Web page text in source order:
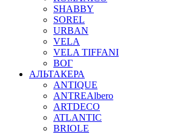
SHABBY
SOREL
URBAN
VELA
VELA TIFFANI
ВОГ
АЛЬТАКЕРА
ANTIQUE
ANTREAlbero
ARTDECO
ATLANTIC
BRIOLE